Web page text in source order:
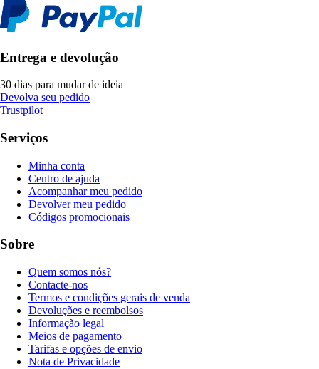
Entrega e devolução
30 dias para mudar de ideia
Devolva seu pedido
Trustpilot
Serviços
Minha conta
Centro de ajuda
Acompanhar meu pedido
Devolver meu pedido
Códigos promocionais
Sobre
Quem somos nós?
Contacte-nos
Termos e condições gerais de venda
Devoluções e reembolsos
Informação legal
Meios de pagamento
Tarifas e opções de envio
Nota de Privacidade